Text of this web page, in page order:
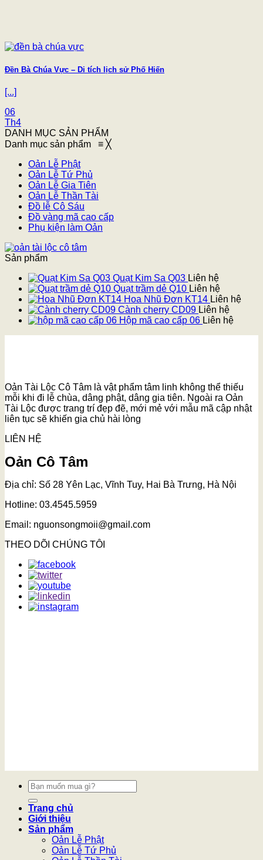
Đền Bà Chúa Vực – Di tích lịch sử Phố Hiến
[...]
06
Th4
DANH MỤC SẢN PHẨM
Danh mục sản phẩm ≡ ╳
Oản Lễ Phật
Oản Lễ Tứ Phủ
Oản Lễ Gia Tiên
Oản Lễ Thần Tài
Đồ lễ Cô Sáu
Đồ vàng mã cao cấp
Phụ kiện làm Oản
Sản phẩm
Quạt Kim Sa Q03 Liên hệ
Quạt trầm dẻ Q10 Liên hệ
Hoa Nhũ Đơn KT14 Liên hệ
Cành cherry CD09 Liên hệ
Hộp mã cao cấp 06 Liên hệ
Oản Tài Lộc Cô Tâm là vật phẩm tâm linh không thể thiếu
mỗi khi đi lễ chùa, dâng phật, dâng gia tiên. Ngoài ra Oản
Tài Lộc được trang trí đẹp đẽ, mới mẻ với mẫu mã cập nhật
liên tục sẽ khiến gia chủ hài lòng
LIÊN HỆ
Oản Cô Tâm
Địa chỉ: Số 28 Yên Lạc, Vĩnh Tuy, Hai Bà Trưng, Hà Nội
Hotline: 03.4545.5959
Email: nguonsongmoii@gmail.com
THEO DÕI CHÚNG TÔI
Tìm
kiếm:
Trang chủ
Giới thiệu
Sản phẩm
Oản Lễ Phật
Oản Lễ Tứ Phủ